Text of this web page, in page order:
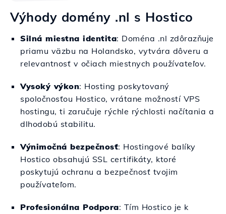
Výhody domény .nl s Hostico
Silná miestna identita: Doména .nl zdôrazňuje
priamu väzbu na Holandsko, vytvára dôveru a
relevantnosť v očiach miestnych používateľov.
Vysoký výkon: Hosting poskytovaný
spoločnosťou Hostico, vrátane možností VPS
hostingu, ti zaručuje rýchle rýchlosti načítania a
dlhodobú stabilitu.
Výnimočná bezpečnosť: Hostingové balíky
Hostico obsahujú SSL certifikáty, ktoré
poskytujú ochranu a bezpečnosť tvojim
používateľom.
Profesionálna Podpora: Tím Hostico je k